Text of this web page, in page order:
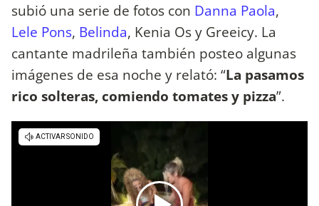
subió una serie de fotos con Danna Paola,
Lele Pons, Belinda, Kenia Os y Greeicy. La
cantante madrileña también posteo algunas
imágenes de esa noche y relató: “La pasamos
rico solteras, comiendo tomates y pizza”.